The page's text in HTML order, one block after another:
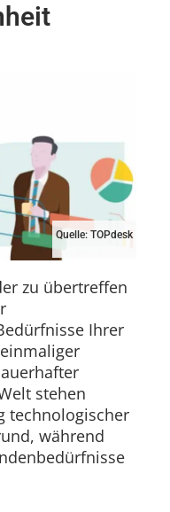
Quelle: TOPdesk
zu übertreffen
Ihrer
stehen
technologischer
während